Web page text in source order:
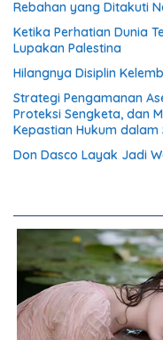
Rebahan yang Ditakuti
Ketika Perhatian Dunia
Lupakan Palestina
Hilangnya Disiplin
Strategi Pengamanan
Proteksi Sengketa, dan
Kepastian Hukum
Don Dasco Layak Jadi